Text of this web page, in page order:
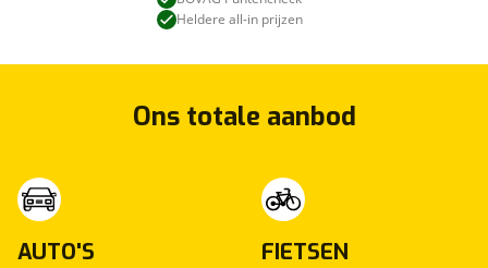
Heldere all-in prijzen
Ons totale aanbod
AUTO'S FIETSEN